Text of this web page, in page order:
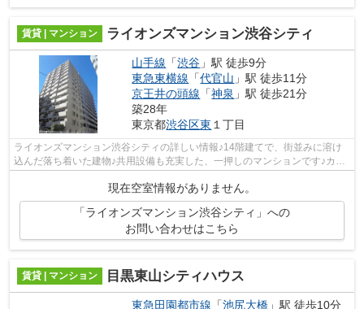
賃貸 | マンション ライオンズマンション渋谷シティ
山手線 「渋谷 」駅 徒歩9分
東急東横線 「代官山 」駅 徒歩11分
京王井の頭線 「神泉 」駅 徒歩21分
築28年
東京都渋谷区東 １丁目
ライオンズマンション渋谷シティの詳しい情報♪14階建てで、街並みに溶け
込んだ落ち着いた建物♪共用設備も充実した、一押しのマンションです♪カー
現在空室情報がありません。
「ライオンズマンション渋谷シティ」への
お問い合わせはこちら
賃貸 | マンション 目黒東山シティハウス
東急田園都市線 「池尻大橋 」駅 徒歩10分